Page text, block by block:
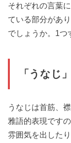
それぞれの言葉
ている部分があ
でしょうか。1つ
「うなじ
うなじは首筋、
雅語的表現です
雰囲気を出した